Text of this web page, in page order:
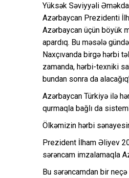
Yüksək Səviyyəli
Azərbaycan Prezidenti
Azərbaycan üçün böyük
apardıq. Bu məsələ
Naxçıvanda birgə hərbi
zamanda, hərbi-texniki
bundan sonra da
Azərbaycan Türkiyə ilə
qurmaqla bağlı da
Ölkəmizin hərbi
Prezident İlham Əliyev
sərəncam imzalamaqla
Bu sərəncamdan bir